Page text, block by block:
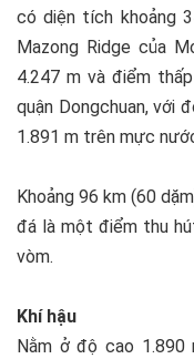
có diện tích khoảng
Mazong Ridge của
4.247 m và điểm
quận Dongchuan, với
1.891 m trên mực
Khoảng 96 km (60
đá là một điểm thu
vòm.
Khí hậu
Nằm ở độ cao 1.890